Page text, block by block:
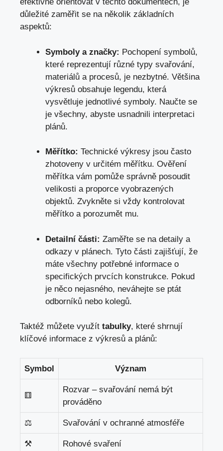
efektivně⁤ orientovat⁢ v těchto dokumentech, je
důležité zaměřit⁣ se na několik ‌základních
aspektů:
Symboly a značky: Pochopení symbolů,
které reprezentují⁣ různé ⁤typy svařování,
materiálů a procesů, je nezbytné. ⁣Většina
výkresů obsahuje legendu, která
vysvětluje jednotlivé symboly. ​Naučte se‍
je⁤ všechny, abyste‍ usnadnili interpretaci
plánů.
Měřítko: Technické výkresy jsou často
zhotoveny⁤ v ‍určitém měřítku. Ověření
měřítka vám pomůže‍ správně‍ posoudit
velikosti a ⁣proporce⁣ vyobrazených
objektů. Zvykněte si vždy​ kontrolovat
měřítko a⁣ porozumět mu.
Detailní části: Zaměřte se na detaily a
odkazy v plánech.‌ Tyto části zajišťují, že​
máte všechny‍ potřebné informace ⁣o
specifických prvcích konstrukce. Pokud
je něco nejasného, neváhejte se ptát
odborníků nebo kolegů.
Taktéž můžete využít tabulky, které ⁢shrnují
klíčové informace z výkresů a plánů:
Symbol Význam
⚅
Rozvar‌ – svařování⁢ nemá být
prováděno
⚖ Svařování v ochranné‌ atmosféře
⚒ Rohové⁣ svaření